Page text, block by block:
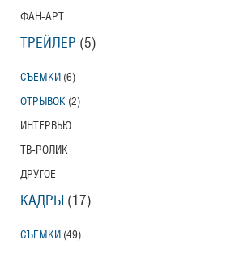
ФАН-АРТ
ТРЕЙЛЕР (5)
СЪЕМКИ (6)
ОТРЫВОК (2)
ИНТЕРВЬЮ
ТВ-РОЛИК
ДРУГОЕ
КАДРЫ (17)
СЪЕМКИ (49)